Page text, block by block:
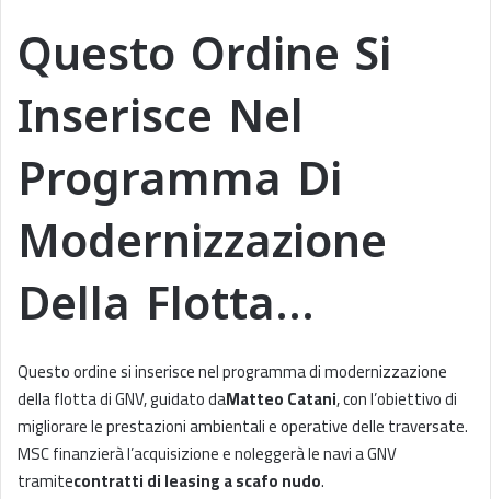
Questo Ordine Si
Inserisce Nel
Programma Di
Modernizzazione
Della Flotta…
Questo ordine si inserisce nel programma di modernizzazione
della flotta di GNV, guidato daMatteo Catani, con l’obiettivo di
migliorare le prestazioni ambientali e operative delle traversate.
MSC finanzierà l’acquisizione e noleggerà le navi a GNV
tramitecontratti di leasing a scafo nudo.